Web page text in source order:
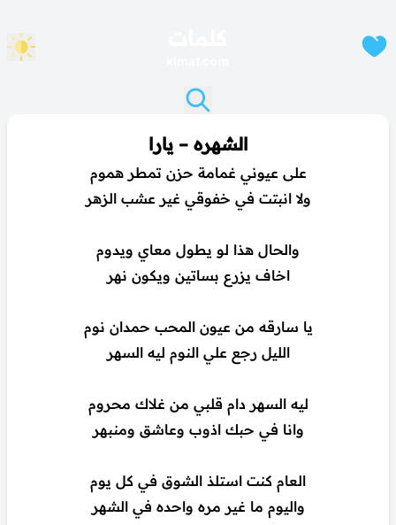
الشهره – يارا
على عيوني غمامة حزن تمطر هموم
ولا انبتت في خفوقي غير عشب الزهر
والحال هذا لو يطول معاي ويدوم
اخاف يزرع بساتين ويكون نهر
يا سارقه من عيون المحب حمدان نوم
الليل رجع علي النوم ليه السهر
ليه السهر دام قلبي من غلاك محروم
وانا في حبك اذوب وعاشق ومنبهر
العام كنت استلذ الشوق في كل يوم
واليوم ما غير مره واحده في الشهر